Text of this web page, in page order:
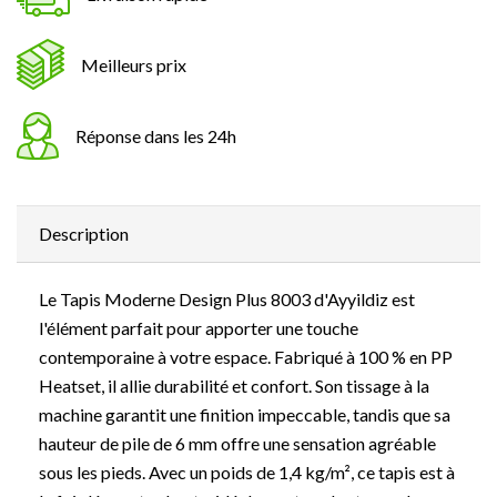
Meilleurs prix
Réponse dans les 24h
Description
Le Tapis Moderne Design Plus 8003 d'Ayyildiz est
l'élément parfait pour apporter une touche
contemporaine à votre espace. Fabriqué à 100 % en PP
Heatset, il allie durabilité et confort. Son tissage à la
machine garantit une finition impeccable, tandis que sa
hauteur de pile de 6 mm offre une sensation agréable
sous les pieds. Avec un poids de 1,4 kg/m², ce tapis est à